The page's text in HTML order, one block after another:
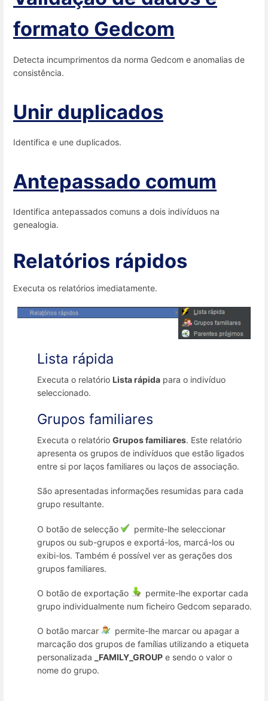
formato Gedcom
Detecta incumprimentos da norma Gedcom e anomalias de
consistência.
Unir duplicados
Identifica e une duplicados.
Antepassado comum
Identifica antepassados comuns a dois indivíduos na
genealogia.
Relatórios rápidos
Executa os relatórios imediatamente.
Lista rápida
Executa o relatório Lista rápida para o indivíduo
seleccionado.
Grupos familiares
Executa o relatório Grupos familiares. Este relatório
apresenta os grupos de indivíduos que estão ligados
entre si por laços familiares ou laços de associação.
São apresentadas informações resumidas para cada
grupo resultante.
O botão de selecção
permite-lhe seleccionar
grupos ou sub-grupos e exportá-los, marcá-los ou
exibi-los. Também é possível ver as gerações dos
grupos familiares.
O botão de exportação
permite-lhe exportar cada
grupo individualmente num ficheiro Gedcom separado.
O botão marcar
permite-lhe marcar ou apagar a
marcação dos grupos de famílias utilizando a etiqueta
personalizada
_FAMILY_GROUP e sendo o valor o
nome do grupo.